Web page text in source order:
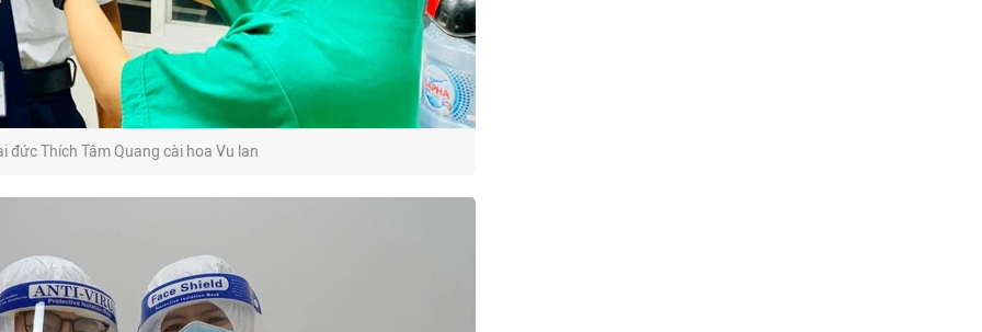
đức Thích Tâm Quang cài hoa Vu lan